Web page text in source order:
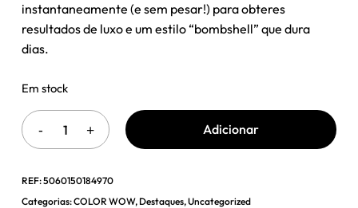
instantaneamente (e sem pesar!) para obteres
resultados de luxo e um estilo “bombshell” que dura
dias.
Em stock
Adicionar
REF:5060150184970
Categorias:COLOR WOW,Destaques,Uncategorized